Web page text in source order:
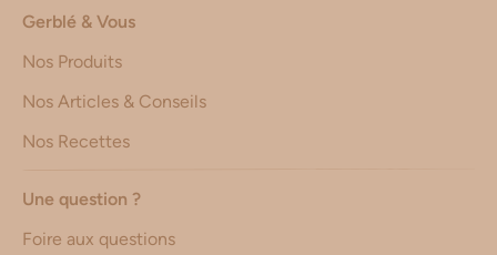
Gerblé & Vous
Nos Produits
Nos Articles & Conseils
Nos Recettes
Une question ?
Foire aux questions